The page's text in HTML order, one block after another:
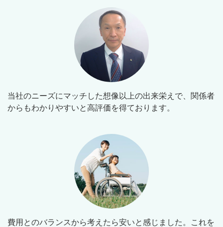
当社のニーズにマッチした想像以上の出来栄えで、関係者
からもわかりやすいと高評価を得ております。
費用とのバランスから考えたら安いと感じました。これを